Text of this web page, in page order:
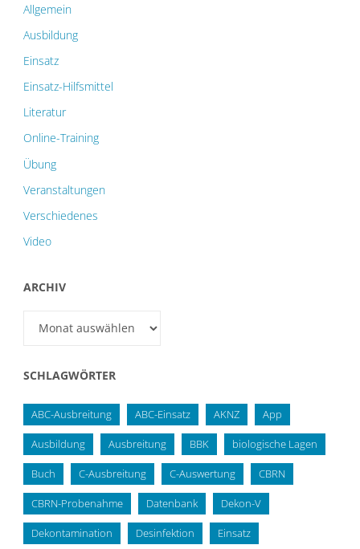
Allgemein
Ausbildung
Einsatz
Einsatz-Hilfsmittel
Literatur
Online-Training
Übung
Veranstaltungen
Verschiedenes
Video
ARCHIV
SCHLAGWÖRTER
ABC-Ausbreitung ABC-Einsatz AKNZ App
Ausbildung Ausbreitung BBK biologische Lagen
Buch C-Ausbreitung C-Auswertung CBRN
CBRN-Probenahme Datenbank Dekon-V
Dekontamination Desinfektion Einsatz